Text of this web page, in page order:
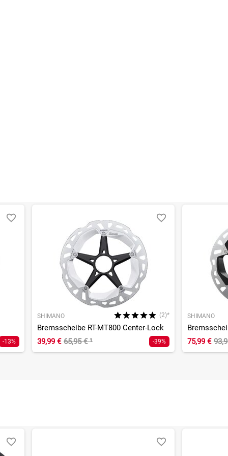
-13%
SHIMANO (2)*
Bremsscheibe RT-MT800 Center-Lock
39,99 € 65,95 €¹ -39%
SHIMANO
75,99 €